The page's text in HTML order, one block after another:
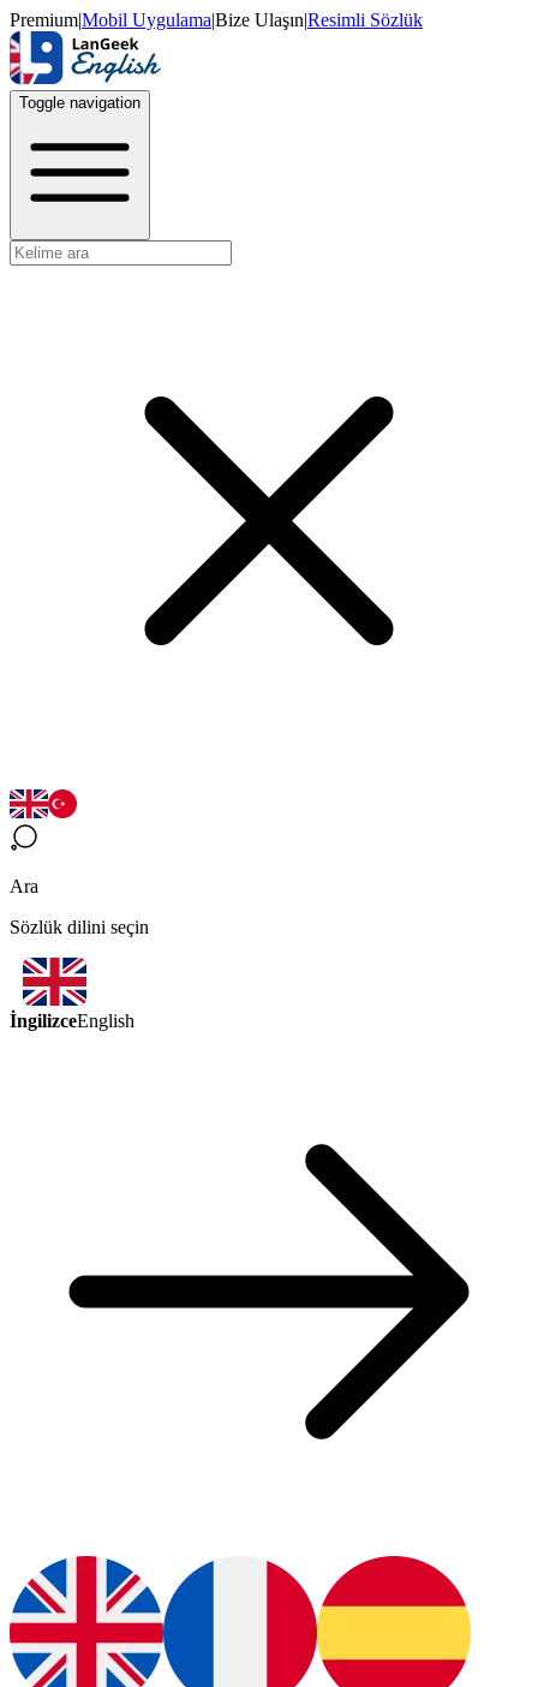
Premium|Mobil Uygulama|Bize Ulaşın|Resimli Sözlük
Toggle navigation
Ara
Sözlük dilini seçin
İngilizceEnglish